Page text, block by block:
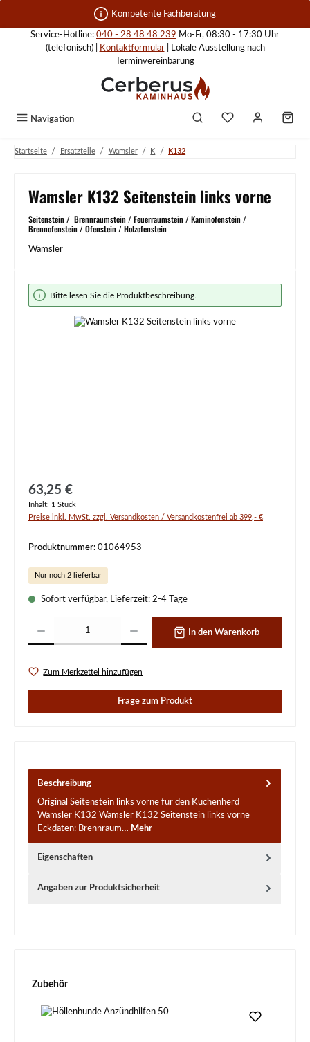
Zum Hauptinhalt springen Kompetente Fachberatung
Service-Hotline: 040 - 28 48 48 239 Mo-Fr, 08:30 - 17:30 Uhr
(telefonisch) |
Kontaktformular| Lokale Ausstellung nach
Terminvereinbarung
Navigation
Startseite / Ersatzteile / Wamsler / K / K132
Wamsler K132 Seitenstein links vorne
Seitenstein / Brennraumstein / Feuerraumstein / Kaminofenstein /
Brennofenstein / Ofenstein / Holzofenstein
Wamsler
Bildergalerie überspringen
Bitte lesen Sie die Produktbeschreibung.
Regulärer Preis:
63,25 €
Inhalt: 1 Stück
Preise inkl. MwSt. zzgl. Versandkosten / Versandkostenfrei ab 399,- €
Produktnummer: 01064953
Nur noch 2 lieferbar
Sofort verfügbar, Lieferzeit: 2-4 Tage
In den Warenkorb
Zum Merkzettel hinzufügen
Frage zum Produkt
Beschreibung
Original Seitenstein links vorne für den Küchenherd
Wamsler K132 Wamsler K132 Seitenstein links vorne
Eckdaten: Brennraum… Mehr
Eigenschaften
Angaben zur Produktsicherheit
Produktgalerie überspringen
Zubehör